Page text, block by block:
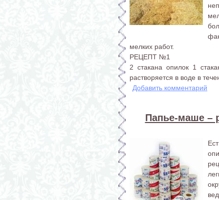
мелких работ.
РЕЦЕПТ №1
2 стакана опилок 1
растворяется в воде в
Добавить комментарий
Папье-маше –